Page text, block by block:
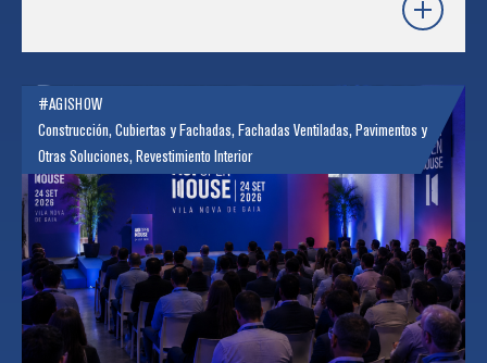
#AGISHOW
Construcción, Cubiertas y Fachadas, Fachadas Ventiladas, Pavimentos y
Otras Soluciones, Revestimiento Interior